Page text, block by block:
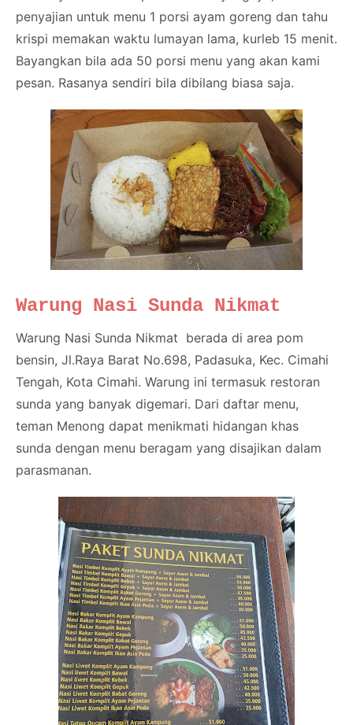
penyajian untuk menu 1 porsi ayam goreng dan tahu
krispi memakan waktu lumayan lama, kurleb 15 menit.
Bayangkan bila ada 50 porsi menu yang akan kami
pesan. Rasanya sendiri bila dibilang biasa saja.
Warung Nasi Sunda Nikmat
Warung Nasi Sunda Nikmat berada di area pom
bensin, Jl.Raya Barat No.698, Padasuka, Kec. Cimahi
Tengah, Kota Cimahi. Warung ini termasuk restoran
sunda yang banyak digemari. Dari daftar menu,
teman Menong dapat menikmati hidangan khas
sunda dengan menu beragam yang disajikan dalam
parasmanan.